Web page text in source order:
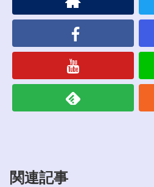
関連記事